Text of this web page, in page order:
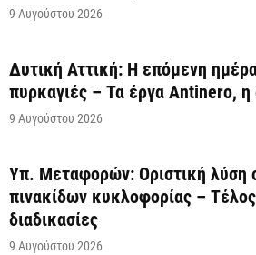
9 Αυγούστου 2026
Δυτική Αττική: Η επόμενη
πυρκαγιές – Τα έργα Antinero,
9 Αυγούστου 2026
Υπ. Μεταφορών: Οριστική λύση
πινακίδων κυκλοφορίας –
διαδικασίες
9 Αυγούστου 2026